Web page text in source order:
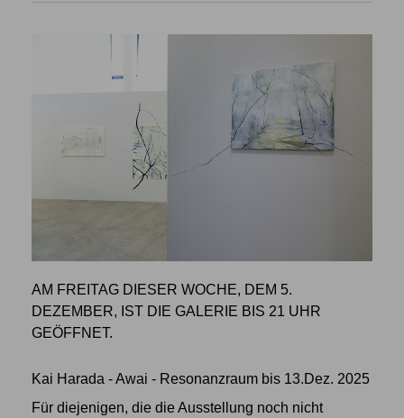
AM FREITAG DIESER WOCHE, DEM 5.
DEZEMBER, IST DIE GALERIE BIS 21 UHR
GEÖFFNET.
Kai Harada - Awai - Resonanzraum bis 13.Dez. 2025
Für diejenigen, die die Ausstellung noch nicht